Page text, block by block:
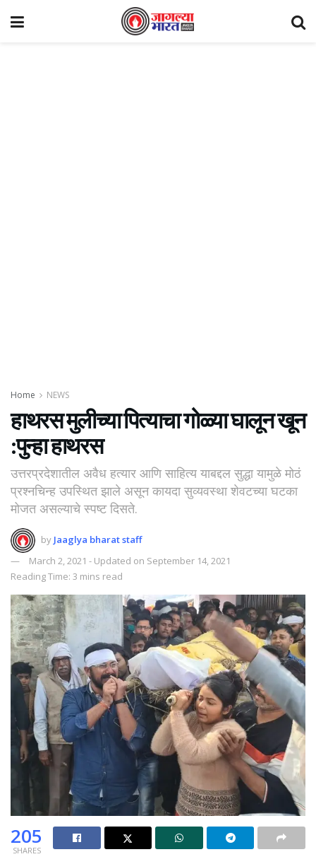
Home NEWS
हाथरस मुलीच्या पित्याचा गोळ्या घालून खून
:पुन्हा हाथरस
उत्तरप्रदेशातील अवैध हत्यार आणि साहित्य याबद्दल सुद्धा यामुळे मोठं
प्रश्नचिन्ह उपस्थित झाले असून कायदा सुव्यवस्था शेवटच्या घटका
मोजत असल्याचे स्पष्ट दिसते.
by Jaaglya bharat staff
March 2, 2021 - Updated on September 14, 2021
Reading Time: 3 mins read
205
SHARES